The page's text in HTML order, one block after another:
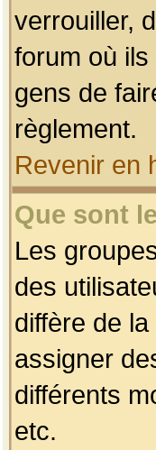
verrouiller,
forum où
gens de
règlement.
Revenir en
Que sont
Les
des
diffère de
assigner
différents
etc.